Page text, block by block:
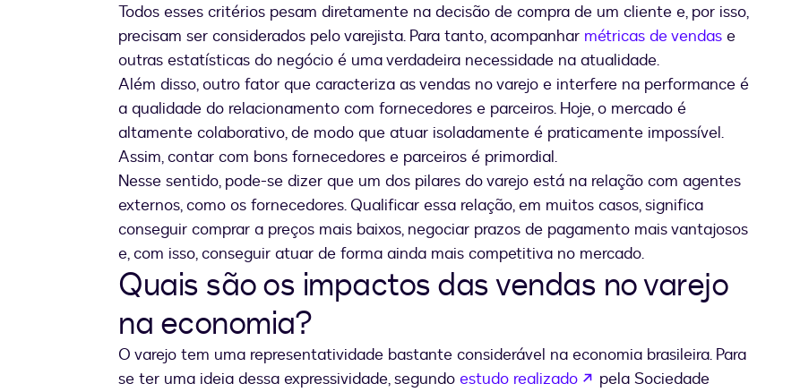
Todos esses critérios pesam diretamente na decisão de compra de um cliente e, por isso,
precisam ser considerados pelo varejista. Para tanto, acompanhar métricas de vendas e
outras estatísticas do negócio é uma verdadeira necessidade na atualidade.
Além disso, outro fator que caracteriza as vendas no varejo e interfere na performance é
a qualidade do relacionamento com fornecedores e parceiros. Hoje, o mercado é
altamente colaborativo, de modo que atuar isoladamente é praticamente impossível.
Assim, contar com bons fornecedores e parceiros é primordial.
Nesse sentido, pode-se dizer que um dos pilares do varejo está na relação com agentes
externos, como os fornecedores. Qualificar essa relação, em muitos casos, significa
conseguir comprar a preços mais baixos, negociar prazos de pagamento mais vantajosos
e, com isso, conseguir atuar de forma ainda mais competitiva no mercado.
Quais são os impactos das vendas no varejo
na economia?
O varejo tem uma representatividade bastante considerável na economia brasileira. Para
se ter uma ideia dessa expressividade, segundo estudo realizado se abre en una nueva pestaña
pela Sociedade